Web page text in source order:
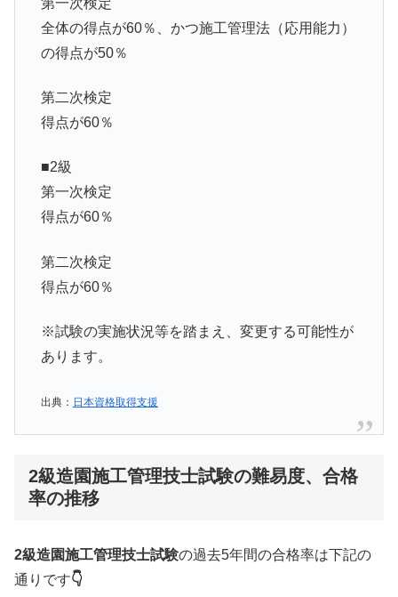
全体の得点が60％、かつ施工管理法（応用能力）
の得点が50％
第二次検定
得点が60％
■2級
第一次検定
得点が60％
第二次検定
得点が60％
※試験の実施状況等を踏まえ、変更する可能性が
あります。
出典： 日本資格取得支援
2級造園施工管理技士試験の難易度、合格
率の推移
2級造園施工管理技士試験の過去5年間の合格率は下記の
通りです👇